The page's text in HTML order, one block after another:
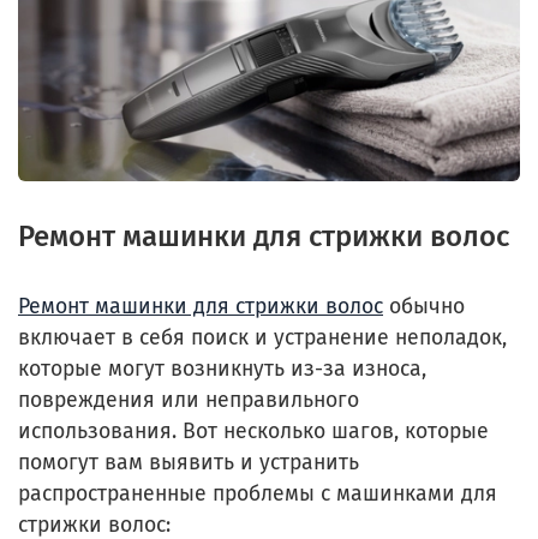
Ремонт машинки для стрижки волос
Ремонт машинки для стрижки волос обычно
включает в себя поиск и устранение неполадок,
которые могут возникнуть из-за износа,
повреждения или неправильного
использования. Вот несколько шагов, которые
помогут вам выявить и устранить
распространенные проблемы с машинками для
стрижки волос: